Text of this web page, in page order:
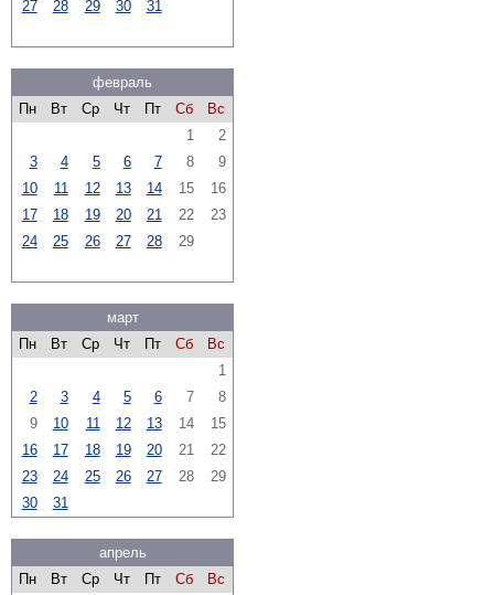
27
28 29 30 31
февраль
Пн
Вт Ср Чт Пт Сб
Вс
1
2
3
4 5 6 7 8
9
10
11 12 13 14 15
16
17
18 19 20 21 22
23
24
25 26 27 28 29
март
Пн
Вт Ср Чт Пт Сб
Вс
1
2
3 4 5 6 7
8
9
10 11 12 13 14
15
16
17 18 19 20 21
22
23
24 25 26 27 28
29
30
31
апрель
Пн
Вт Ср Чт Пт Сб
Вс